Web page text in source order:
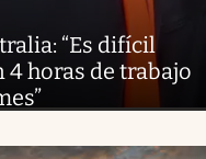
“Es difícil
4 horas de trabajo